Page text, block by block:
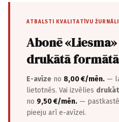
ATBALSTI KVALITATĪVU
Abonē
drukātā formātā
E-avīze no 8,00 €/mēn. —
lietotnēs. Vai izvēlies
no 9,50 €/mēn. —
pieeju arī e-avīzei.